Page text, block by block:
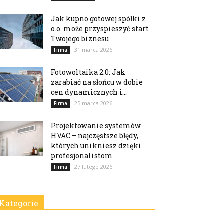
Jak kupno gotowej spółki z
o.o. może przyspieszyć start
Twojego biznesu
Firma 31 marca 2026
Fotowoltaika 2.0: Jak
zarabiać na słońcu w dobie
cen dynamicznych i...
Firma 25 marca 2026
Projektowanie systemów
HVAC – najczęstsze błędy,
których unikniesz dzięki
profesjonalistom
Firma 27 lutego 2026
Kategorie